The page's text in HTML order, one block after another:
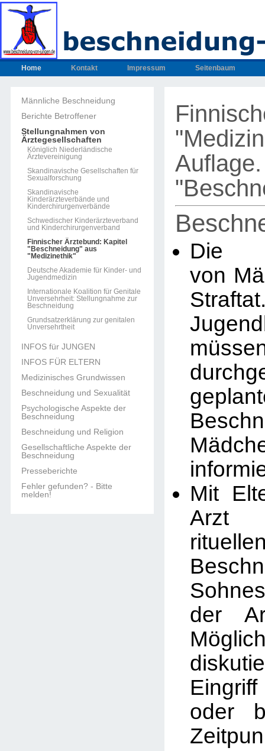
Home Kontakt Impressum Seitenbaum
Männliche Beschneidung
Berichte Betroffener
Stellungnahmen von
Ärztegesellschaften
Königlich Niederländische
Ärztevereinigung
Skandinavische Gesellschaften für
Sexualforschung
Skandinavische
Kinderärzteverbände und
Kinderchirurgenverbände
Schwedischer Kinderärzteverband
und Kinderchirurgenverband
Finnischer Ärztebund: Kapitel
"Beschneidung" aus
"Medizinethik"
Deutsche Akademie für Kinder- und
Jugendmedizin
Internationale Koalition für Genitale
Unversehrheit: Stellungnahme zur
Beschneidung
Grundsatzerklärung zur genitalen
Unversehrtheit
INFOS für JUNGEN
INFOS FÜR ELTERN
Medizinisches Grundwissen
Beschneidung und Sexualität
Psychologische Aspekte der
Beschneidung
Beschneidung und Religion
Gesellschaftliche Aspekte der
Beschneidung
Presseberichte
Fehler gefunden? - Bitte
melden!
Die
von
Mit
Arzt
der
oder